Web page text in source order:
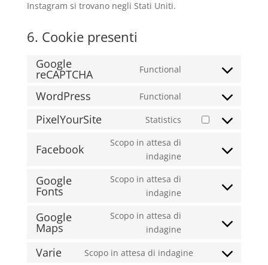
Instagram si trovano negli Stati Uniti.
6. Cookie presenti
Google
reCAPTCHA Functional
google-
WordPress Functional
PixelYourSite Statistics
Consent
Facebook
Scopo in attesa di
indagine
Google
Fonts
Scopo in attesa di
indagine
Google
Maps
Scopo in attesa di
indagine
service
Varie Scopo in attesa di indagine
Consent